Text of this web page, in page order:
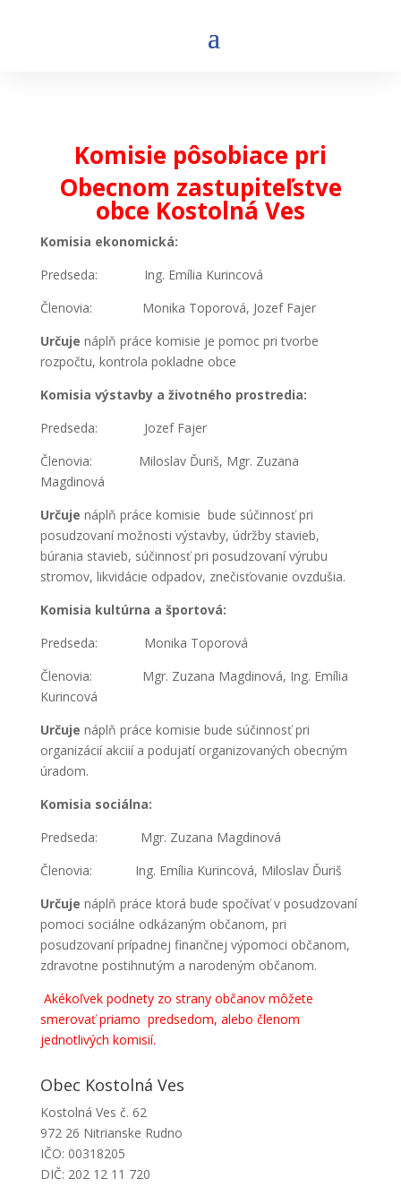
Komisie pôsobiace pri
Obecnom zastupiteľstve
obce Kostolná Ves
Komisia ekonomická:
Predseda: Ing. Emília Kurincová
Členovia: Monika Toporová, Jozef Fajer
Určuje náplň práce komisie je pomoc pri tvorbe
rozpočtu, kontrola pokladne obce
Komisia výstavby a životného prostredia:
Predseda: Jozef Fajer
Členovia: Miloslav Ďuriš, Mgr. Zuzana
Magdinová
Určuje náplň práce komisie bude súčinnosť pri
posudzovaní možnosti výstavby, údržby stavieb,
búrania stavieb, súčinnosť pri posudzovaní výrubu
stromov, likvidácie odpadov, znečisťovanie ovzdušia.
Komisia kultúrna a športová:
Predseda: Monika Toporová
Členovia: Mgr. Zuzana Magdinová, Ing. Emília
Kurincová
Určuje náplň práce komisie bude súčinnosť pri
organizácií akciií a podujatí organizovaných obecným
úradom.
Komisia sociálna:
Predseda: Mgr. Zuzana Magdinová
Členovia: Ing. Emília Kurincová, Miloslav Ďuriš
Určuje náplň práce ktorá bude spočívať v posudzovaní
pomoci sociálne odkázaným občanom, pri
posudzovaní prípadnej finančnej výpomoci občanom,
zdravotne postihnutým a narodeným občanom.
Akékoľvek podnety zo strany občanov môžete
smerovať priamo predsedom, alebo členom
jednotlivých komisií.
Obec Kostolná Ves
Kostolná Ves č. 62
972 26 Nitrianske Rudno
IČO: 00318205
DIČ: 202 12 11 720